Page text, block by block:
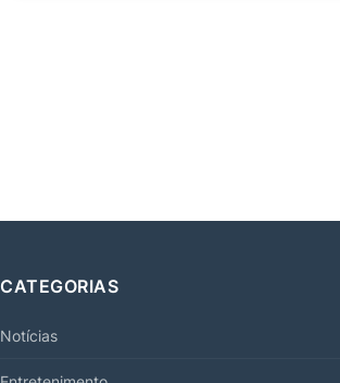
CATEGORIAS
Notícias